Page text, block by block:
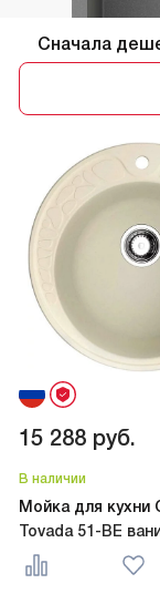
Cначала
В наличии
Мойка для кухни
Tovada 51-BE
15 288 руб.